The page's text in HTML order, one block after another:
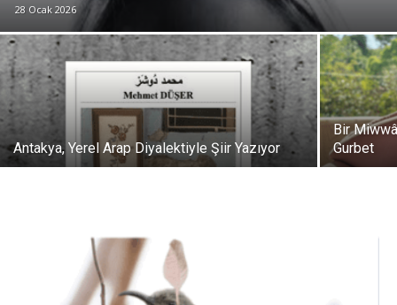
28 Ocak 2026
Antakya, Yerel Arap Diyalektiyle Şiir Yazıyor
Bir
Gurbet